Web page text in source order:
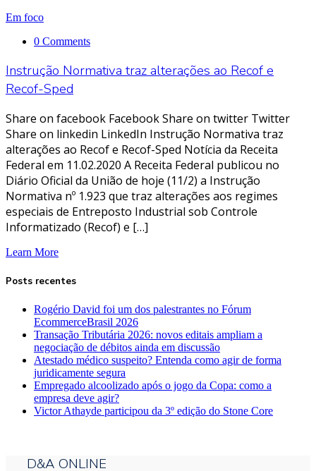
Em foco
0 Comments
Instrução Normativa traz alterações ao Recof e
Recof-Sped
Share on facebook Facebook Share on twitter Twitter
Share on linkedin LinkedIn Instrução Normativa traz
alterações ao Recof e Recof-Sped Notícia da Receita
Federal em 11.02.2020 A Receita Federal publicou no
Diário Oficial da União de hoje (11/2) a Instrução
Normativa nº 1.923 que traz alterações aos regimes
especiais de Entreposto Industrial sob Controle
Informatizado (Recof) e […]
Learn More
Posts recentes
Rogério David foi um dos palestrantes no Fórum
EcommerceBrasil 2026
Transação Tributária 2026: novos editais ampliam a
negociação de débitos ainda em discussão
Atestado médico suspeito? Entenda como agir de forma
juridicamente segura
Empregado alcoolizado após o jogo da Copa: como a
empresa deve agir?
Victor Athayde participou da 3º edição do Stone Core
D&A ONLINE